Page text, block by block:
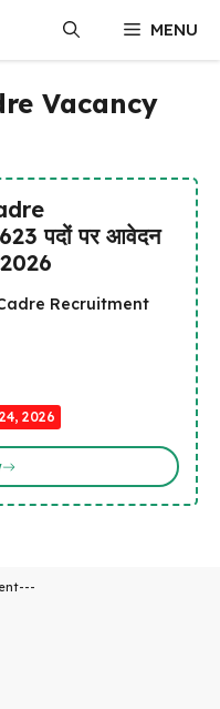
MENU
Vacancy
पदों पर आवेदन
Cadre Recruitment
2026